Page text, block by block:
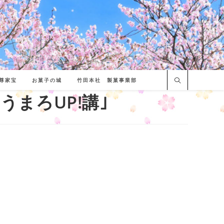
家宝 お菓子の城 竹田本社 製菓事業部
まろUP!講｣